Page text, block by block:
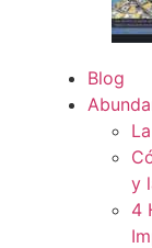
Blog
y
4